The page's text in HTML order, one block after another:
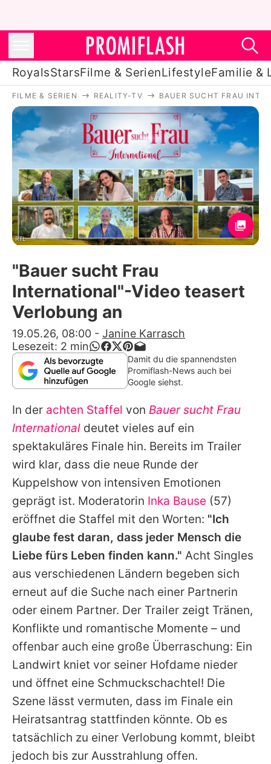
RoyalsStarsFilme & SerienLifestyleFamilie &
Royals
Stars
Filme & Serien
Lifestyle
Familie & Liebe
Promiflash Exklusiv
Alle Themen auf Promiflash
App runterladen
Team
Redaktionelle Richtlinien
Impressum
Datenschutzerklärung
Nutzungsbedingungen
Utiq verwalten
FILME & SERIEN REALITY-TV BAUER SUCHT FRAU
RTL
"Bauer sucht Frau
International"-Video teasert
Verlobung an
19.05.26, 08:00 - Janine Karrasch
Lesezeit: 2 min
Damit du die spannendsten
Promiflash-News auch bei
Google siehst.
In der achten Staffel von Bauer sucht Frau
International deutet vieles auf ein
spektakuläres Finale hin. Bereits im Trailer
wird klar, dass die neue Runde der
Kuppelshow von intensiven Emotionen
geprägt ist. Moderatorin Inka Bause (57)
eröffnet die Staffel mit den Worten: "Ich
glaube fest daran, dass jeder Mensch die
Liebe fürs Leben finden kann." Acht Singles
aus verschiedenen Ländern begeben sich
erneut auf die Suche nach einer Partnerin
oder einem Partner. Der Trailer zeigt Tränen,
Konflikte und romantische Momente – und
offenbar auch eine große Überraschung: Ein
Landwirt kniet vor seiner Hofdame nieder
und öffnet eine Schmuckschachtel! Die
Szene lässt vermuten, dass im Finale ein
Heiratsantrag stattfinden könnte. Ob es
tatsächlich zu einer Verlobung kommt, bleibt
jedoch bis zur Ausstrahlung offen.